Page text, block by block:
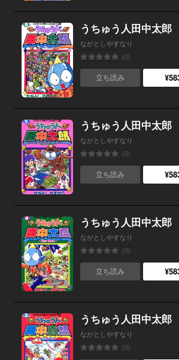
うちゅう人田中太郎
ながとしやすなり
(0)
立ち読み
うちゅう人田中太郎
ながとしやすなり
(0)
立ち読み
うちゅう人田中太郎
ながとしやすなり
(0)
立ち読み
うちゅう人田中太郎
ながとしやすなり
(0)